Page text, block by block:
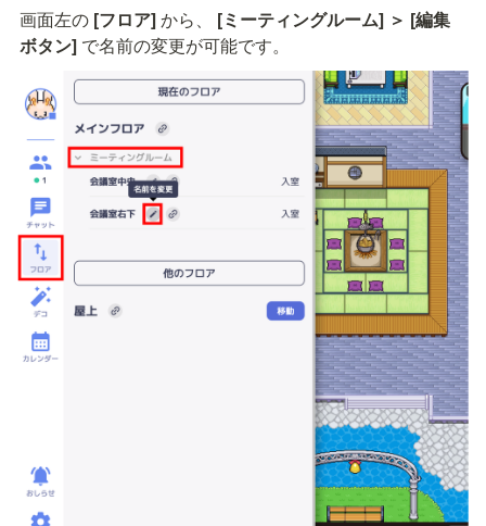
画面左の [フロア] から、
[ミーティングルーム] ＞ [編集
ボタン] で名前の変更が可能です。